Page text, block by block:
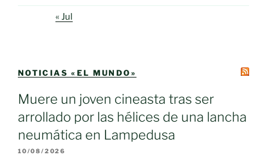
« Jul
NOTICIAS «EL MUNDO»
Muere un joven cineasta tras ser
arrollado por las hélices de una lancha
neumática en Lampedusa
10/08/2026